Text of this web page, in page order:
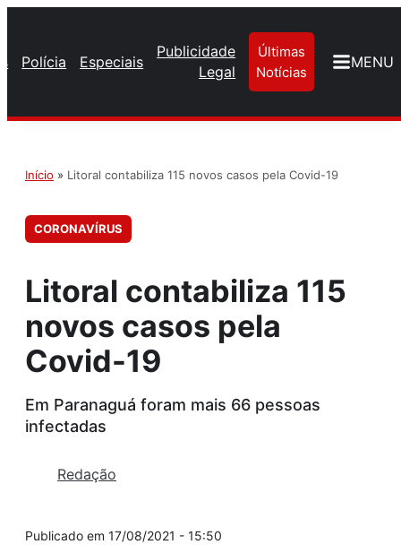
Polícia Especiais
Publicidade
Legal
Últimas
Notícias
MENU
Início » Litoral‌ ‌contabiliza‌ ‌115‌ ‌novos‌ ‌casos‌ ‌pela‌ ‌Covid-19‌
CORONAVÍRUS
Litoral‌ ‌contabiliza‌ ‌115‌
‌novos‌ ‌casos‌ ‌pela‌
‌Covid-19‌
Em Paranaguá foram mais 66 pessoas
infectadas
Redação
17/08/2021 - 15:50